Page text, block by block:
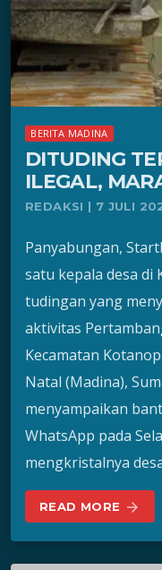
BERITA MADINA
DITUDING
ILEGAL,
REDAKSI | 7 JULI
Panyabungan,
satu kepala desa di
tudingan yang
aktivitas
Kecamatan
Natal (Madina),
menyampaikan
WhatsApp pada
mengkristalnya
READ MORE arrow_forward